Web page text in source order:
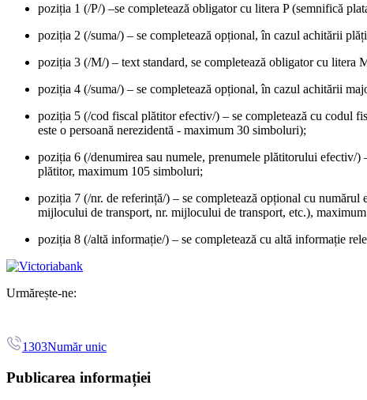
poziția 1 (/P/) –se completează obligator cu litera P (semnifică
poziția 2 (/suma/) – se completează opțional, în cazul achitării
poziția 3 (/M/) – text standard, se completează obligator cu litera
poziția 4 (/suma/) – se completează opțional, în cazul achitării
poziția 5 (/cod fiscal plătitor efectiv/) – se completează cu codul
este o persoană nerezidentă - maximum 30 simboluri);
poziția 6 (/denumirea sau numele, prenumele plătitorului efectiv/)
plătitor, maximum 105 simboluri;
poziția 7 (/nr. de referință/) – se completează opțional cu
mijlocului de transport, nr. mijlocului de transport, etc.),
poziția 8 (/altă informație/) – se completează cu altă informație
Urmărește-ne:
1303Număr unic
Publicarea informației